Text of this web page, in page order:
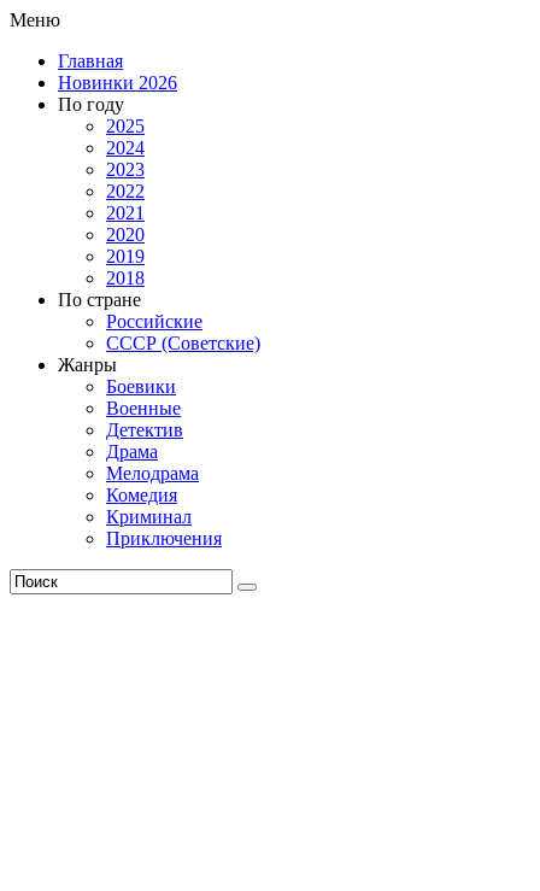
Меню
Главная
Новинки 2026
По году
2025
2024
2023
2022
2021
2020
2019
2018
По стране
Российские
СССР (Советские)
Жанры
Боевики
Военные
Детектив
Драма
Мелодрама
Комедия
Криминал
Приключения